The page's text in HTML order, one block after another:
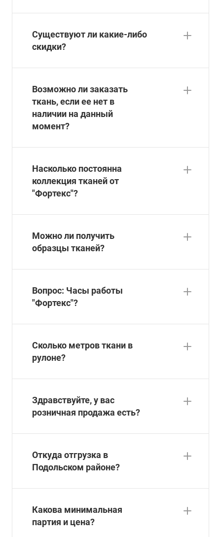
Существуют ли какие-либо
скидки?
Возможно ли заказать
ткань, если ее нет в
наличии на данный
момент?
Насколько постоянна
коллекция тканей от
"Фортекс"?
Можно ли получить
образцы тканей?
Вопрос: Часы работы
"Фортекс"?
Сколько метров ткани в
рулоне?
Здравствуйте, у вас
розничная продажа есть?
Откуда отгрузка в
Подольском районе?
Какова минимальная
партия и цена?